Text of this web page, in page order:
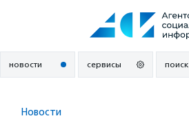
новости сервисы поиск
Новости